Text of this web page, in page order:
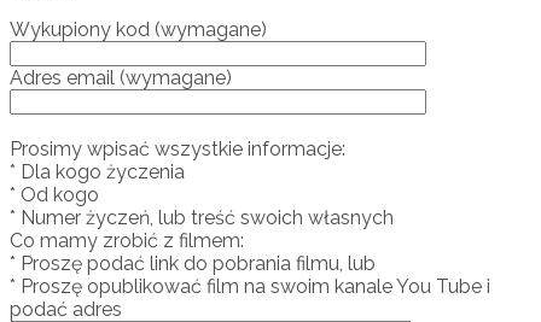
Wykupiony kod (wymagane)
Adres email (wymagane)
Prosimy wpisać wszystkie informacje:
* Dla kogo życzenia
* Od kogo
* Numer życzeń, lub treść swoich własnych
Co mamy zrobić z filmem:
* Proszę podać link do pobrania filmu, lub
* Proszę opublikować film na swoim kanale You Tube i
podać adres